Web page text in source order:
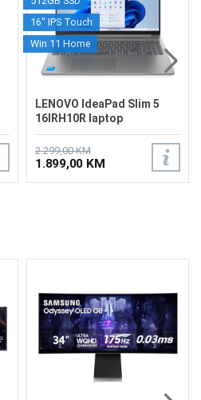
16" IPS Touch
Win 11 Home
LENOVO IdeaPad Slim 5
16IRH10R laptop
83J1002SUS/24GB
2.299,00 KM
1.899,00 KM